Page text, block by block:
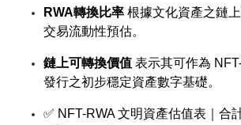
RWA轉換比率 根據文化資產之鏈
交易流動性預估。
鏈上可轉換價值 表示其可作為
發行之初步穩定資產數字基礎。
✅ NFT-RWA 文明資產估值表｜合